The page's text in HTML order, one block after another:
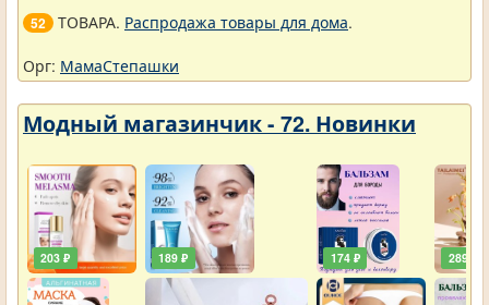
52 ТОВАРА. Распродажа товары для дома.
Орг: МамаСтепашки
Модный магазинчик - 72. Новинки
203 ₽ 189 ₽ 174 ₽ 289 ₽